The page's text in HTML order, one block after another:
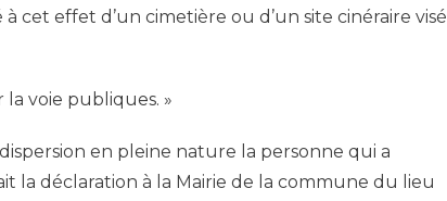
cet effet d’un cimetière ou d’un site cinéraire visé
la voie publiques. »
en pleine nature la personne qui a
la déclaration à la Mairie de la commune du lieu